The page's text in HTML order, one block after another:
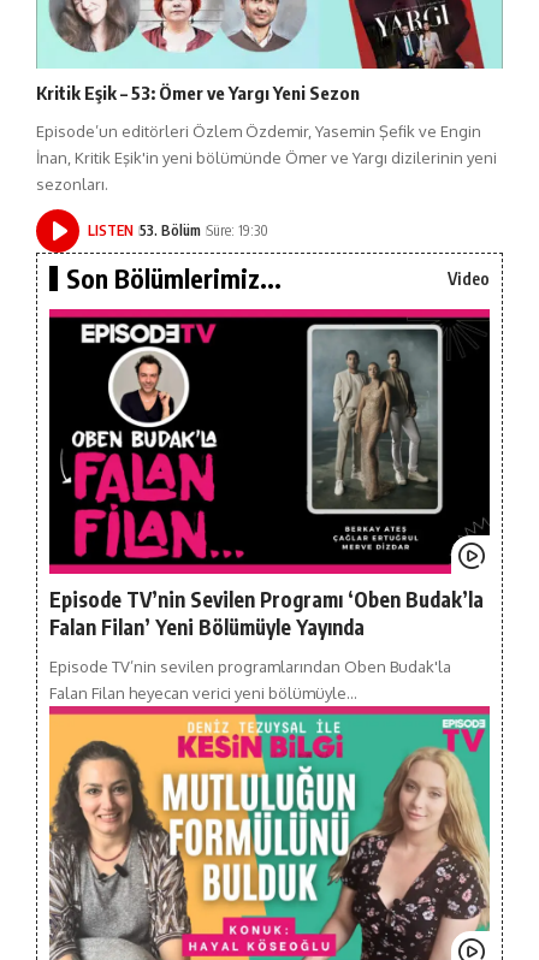
Kritik Eşik – 53: Ömer ve Yargı Yeni Sezon
Episode’un editörleri Özlem Özdemir, Yasemin Şefik ve Engin
İnan, Kritik Eşik'in yeni bölümünde Ömer ve Yargı dizilerinin yeni
sezonları.
LISTEN 53. Bölüm Süre: 19:30
Son Bölümlerimiz... Video
Episode TV’nin Sevilen Programı ‘Oben Budak’la
Falan Filan’ Yeni Bölümüyle Yayında
Episode TV’nin sevilen programlarından Oben Budak'la
Falan Filan heyecan verici yeni bölümüyle…